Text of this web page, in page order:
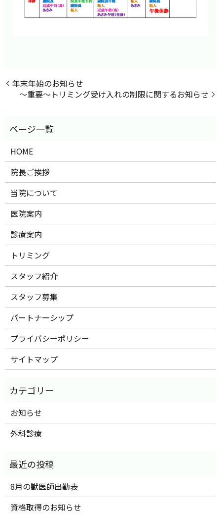
年末年始のお知らせ
〜重要〜トリミング受け入れの制限に関するお知らせ
HOME
院長ご挨拶
当院について
医院案内
診療案内
トリミング
スタッフ紹介
スタッフ募集
パートナーシップ
プライバシーポリシー
サイトマップ
お知らせ
外科診療
8月の獣医師出勤表
資格取得のお知らせ